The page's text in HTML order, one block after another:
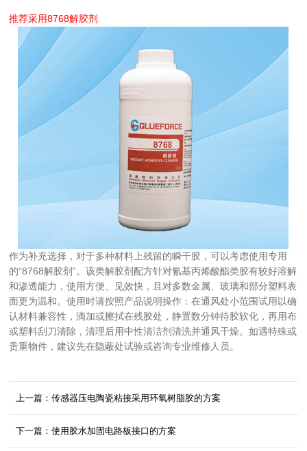
推荐采用8768解胶剂
作为补充选择，对于多种材料上残留的瞬干胶，可以考虑使用专用
的“8768解胶剂”。该类解胶剂配方针对氰基丙烯酸酯类胶有较好溶解
和渗透能力，使用方便、见效快，且对多数金属、玻璃和部分塑料表
面更为温和。使用时请按照产品说明操作：在通风处小范围试用以确
认材料兼容性，滴加或擦拭在残胶处，静置数分钟待胶软化，再用布
或塑料刮刀清除，清理后用中性清洁剂清洗并通风干燥。如遇特殊或
贵重物件，建议先在隐蔽处试验或咨询专业维修人员。
上一篇：传感器压电陶瓷粘接采用环氧树脂胶的方案
下一篇：使用胶水加固电路板接口的方案